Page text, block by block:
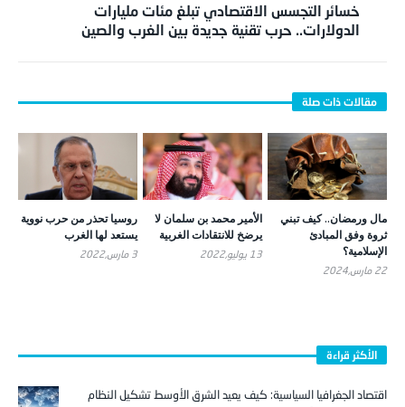
خسائر التجسس الاقتصادي تبلغ مئات مليارات
الدولارات.. حرب تقنية جديدة بين الغرب والصين
مال ورمضان.. كيف تبني
ثروة وفق المبادئ
الإسلامية؟
22 مارس,2024
الأمير محمد بن سلمان لا
يرضخ للانتقادات الغربية
13 يوليو,2022
روسيا تحذر من حرب نووية
يستعد لها الغرب
3 مارس,2022
الأكثر قراءة
اقتصاد الجغرافيا السياسية: كيف يعيد الشرق الأوسط تشكيل النظام